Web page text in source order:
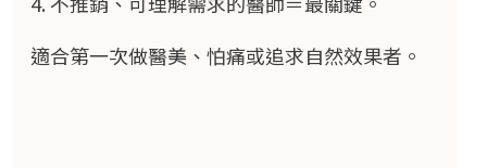
適合第一次做醫美、怕痛或追求自然效果者。